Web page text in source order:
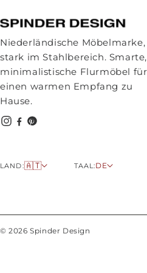
Niederländische Möbelmarke,
stark im Stahlbereich. Smarte,
minimalistische Flurmöbel für
einen warmen Empfang zu
Hause.
LAND:
L
a
d
/
🇦🇹 TAAL:
a
DE
© 2026 Spinder Design